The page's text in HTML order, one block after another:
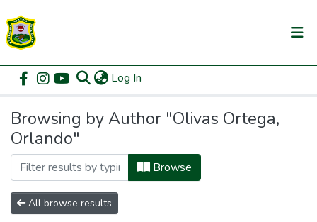
Log In
Communities & Collections
All of DSpace
Home Browse by Author
Browsing by Author "Olivas Ortega,
Orlando"
Browse
All browse results